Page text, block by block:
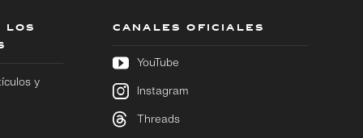
LOS
y
CANALES OFICIALES
YouTube
Instagram
Threads